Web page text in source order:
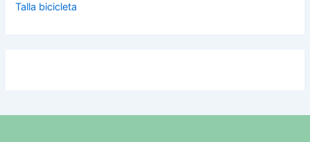
Talla bicicleta